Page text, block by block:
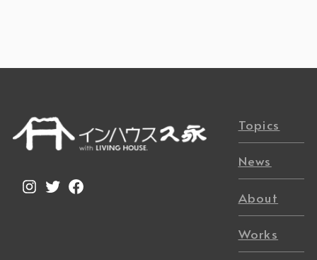
Instagram
TwitterFacebook
Topics
News
About
Works